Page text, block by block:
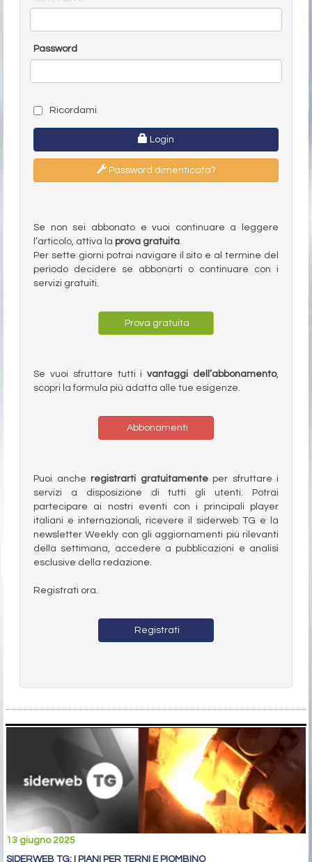
Password
Ricordami
Login
Password dimenticata?
Se non sei abbonato e vuoi continuare a leggere
l’articolo, attiva la prova gratuita.
Per sette giorni potrai navigare il sito e al termine del
periodo decidere se abbonarti o continuare con i
servizi gratuiti.
Prova gratuita
Se vuoi sfruttare tutti ivantaggi dell’abbonamento,
scopri la formula più adatta alle tue esigenze.
Abbonamenti
Puoi anche registrarti gratuitamenteper sfruttare i
servizi a disposizione di tutti gli utenti. Potrai
partecipare ai nostri eventi con i principali player
italiani e internazionali, ricevere il siderweb TG e la
newsletter Weekly con gli aggiornamenti più rilevanti
della settimana, accedere a pubblicazioni e analisi
esclusive della redazione.
Registrati ora.
Registrati
13 giugno 2025
SIDERWEB TG: I PIANI PER TERNI E PIOMBINO